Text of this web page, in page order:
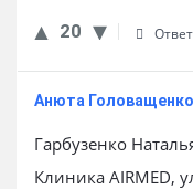
20
Анюта Головащенко
Гарбузенко
Клиника AIRMED,